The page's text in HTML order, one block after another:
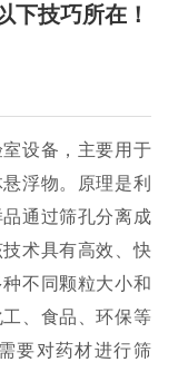
下技巧所在！
设备，主要用于
浮物。原理是利
通过筛孔分离成
术具有高效、快
不同颗粒大小和
、食品、环保等
要对药材进行筛